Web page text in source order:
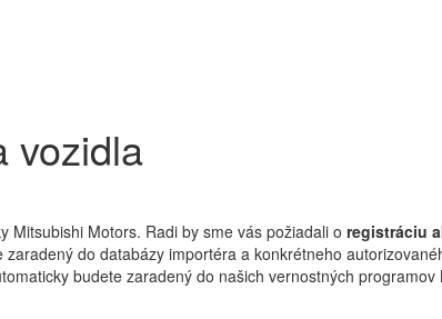
vozidla
Mitsubishi Motors. Radi by sme vás požiadali o registráciu
zaradený do databázy importéra a konkrétneho
budete zaradený do našich vernostných